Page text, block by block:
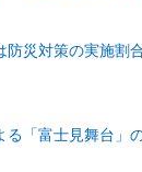
防災対策の実施
る「富士見舞台」